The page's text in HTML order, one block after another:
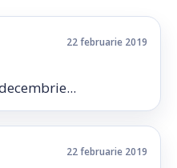
22 februarie 2019
22 februarie 2019